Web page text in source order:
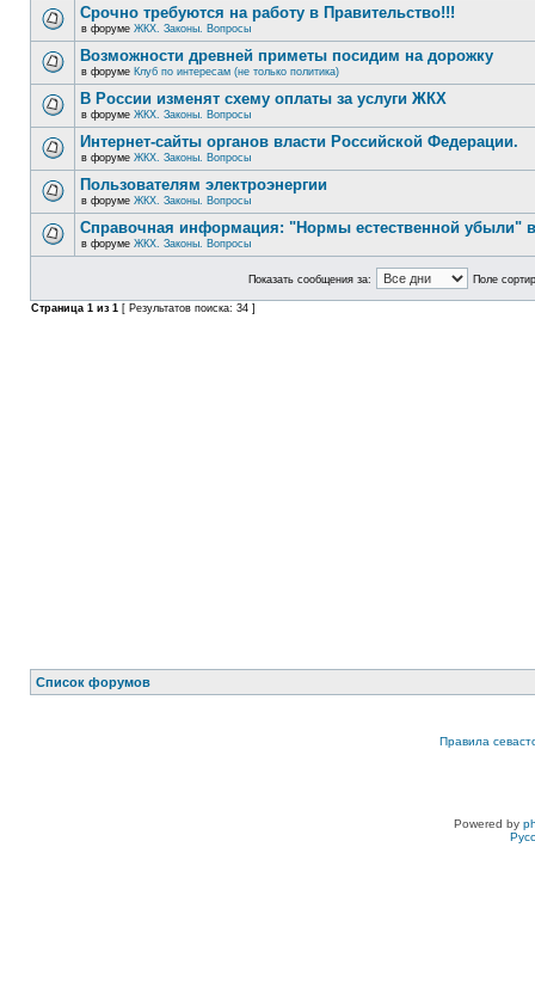
Срочно требуются на работу в Правительство!!!
в форуме ЖКХ. Законы. Вопросы
Возможности древней приметы посидим на дорожку
в форуме Клуб по интересам (не только политика)
В России изменят схему оплаты за услуги ЖКХ
в форуме ЖКХ. Законы. Вопросы
Интернет-сайты органов власти Российской Федерации.
в форуме ЖКХ. Законы. Вопросы
Пользователям электроэнергии
в форуме ЖКХ. Законы. Вопросы
Справочная информация: "Нормы естественной убыли"
в форуме ЖКХ. Законы. Вопросы
Показать сообщения за: Поле
Страница 1 из 1 [ Результатов поиска: 34 ]
Список форумов
Правила
Powered by